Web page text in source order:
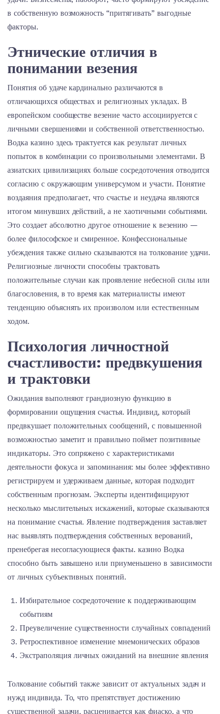
в собственную возможность “притягивать” выгодные
факторы.
Этнические отличия в
понимании везения
Понятия об удаче кардинально различаются в
отличающихся обществах и религиозных укладах. В
европейском сообществе везение часто ассоциируется с
личными свершениями и собственной ответственностью.
Водка казино здесь трактуется как результат личных
попыток в комбинации со произвольными элементами. В
азиатских цивилизациях больше сосредоточения отводится
согласию с окружающим универсумом и участи. Понятие
воздаяния предполагает, что счастье и неудача являются
итогом минувших действий, а не хаотичными событиями.
Это создает абсолютно другое отношение к везению —
более философское и смиренное. Конфессиональные
убеждения также сильно сказываются на толкование удачи.
Религиозные личности способны трактовать
положительные случаи как проявление небесной силы или
благословения, в то время как материалисты имеют
тенденцию объяснять их произволом или естественным
ходом.
Психология личностной
счастливости: предвкушения
и трактовки
Ожидания выполняют грандиозную функцию в
формировании ощущения счастья. Индивид, который
предвкушает положительных сообщений, с повышенной
возможностью заметит и правильно поймет позитивные
индикаторы. Это сопряжено с характеристиками
деятельности фокуса и запоминания: мы более эффективно
регистрируем и удерживаем данные, которая подходит
собственным прогнозам. Эксперты идентифицируют
несколько мыслительных искажений, которые сказываются
на понимание счастья. Явление подтверждения заставляет
нас выявлять подтверждения собственных верований,
пренебрегая несогласующиеся факты. казино Водка
способно быть завышено или приуменьшено в зависимости
от личных субъективных понятий.
Избирательное сосредоточение к поддерживающим
событиям
Преувеличение существенности случайных совпадений
Ретроспективное изменение мнемонических образов
Экстраполяция личных ожиданий на внешние явления
Толкование событий также зависит от актуальных задач и
нужд индивида. То, что препятствует достижению
существенной задачи, расценивается как фиаско, а что